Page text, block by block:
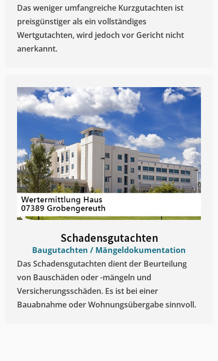
Das weniger umfangreiche Kurzgutachten ist
preisgünstiger als ein vollständiges
Wertgutachten, wird jedoch vor Gericht nicht
anerkannt.
Schadensgutachten
Baugutachten / Mängeldokumentation
Das Schadensgutachten dient der Beurteilung
von Bauschäden oder -mängeln und
Versicherungsschäden. Es ist bei einer
Bauabnahme oder Wohnungsübergabe sinnvoll.